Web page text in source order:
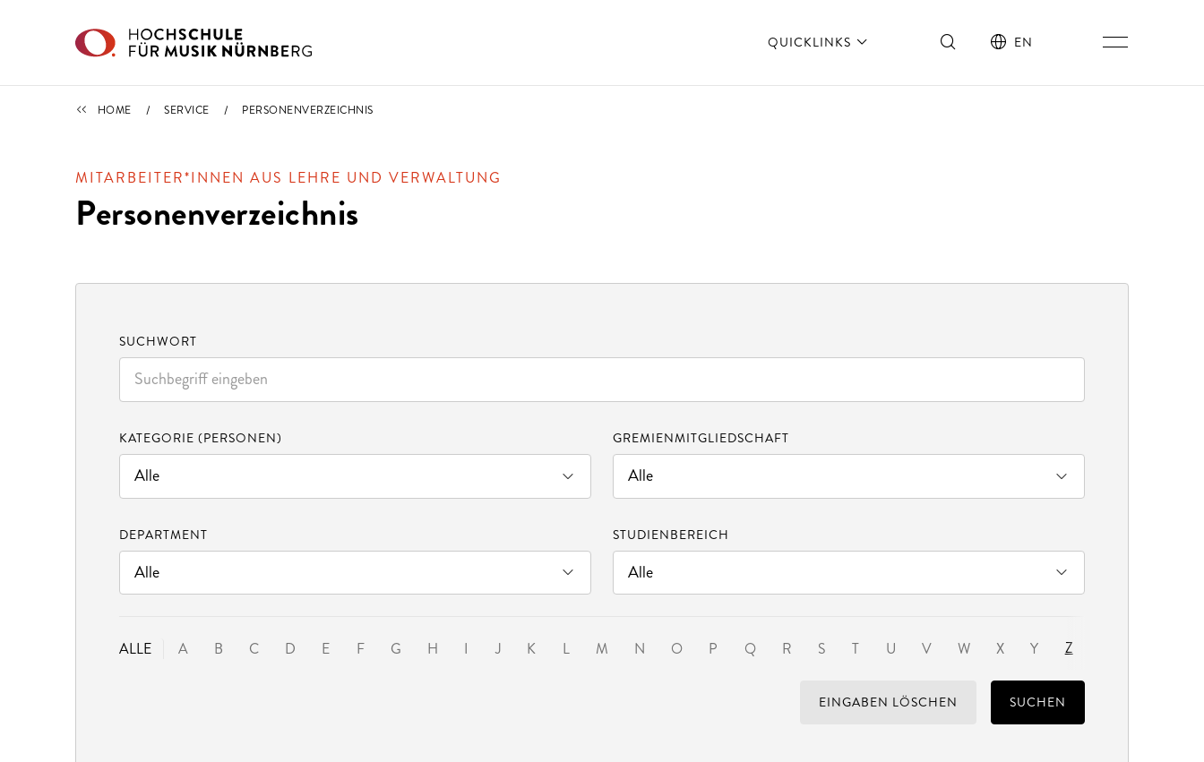
QUICKLINKS EN
SERVICE
HOME SERVICE PERSONENVERZEICHNIS
MITARBEITER*INNEN AUS LEHRE UND VERWALTUNG
Personenverzeichnis
SUCHWORT
KATEGORIE (PERSONEN) GREMIENMITGLIEDSCHAFT
DEPARTMENT STUDIENBEREICH
ALLE A B C D E F G H I J K L M N O P Q R S T U V W X Y Z
EINGABEN LÖSCHEN SUCHEN